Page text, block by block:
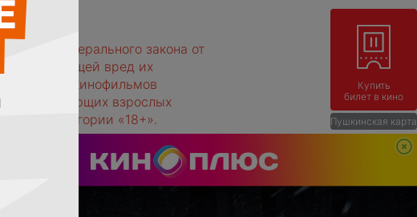
11 Федерального закона от
причиняющей вред их
кинофильмов
взрослых
категории «18+».
возрастным рейтингом,
-
к прочтению!
Купить
билет в кино
Пушкинская карта